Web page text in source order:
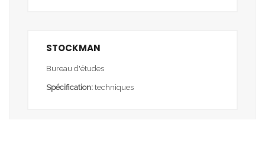
STOCKMAN
Bureau d'études
Spécification: techniques